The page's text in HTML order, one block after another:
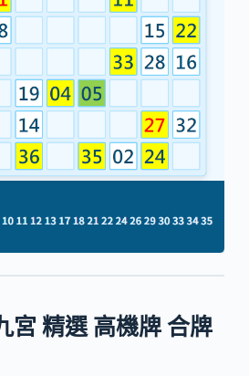
宮 精選 高機牌 合牌